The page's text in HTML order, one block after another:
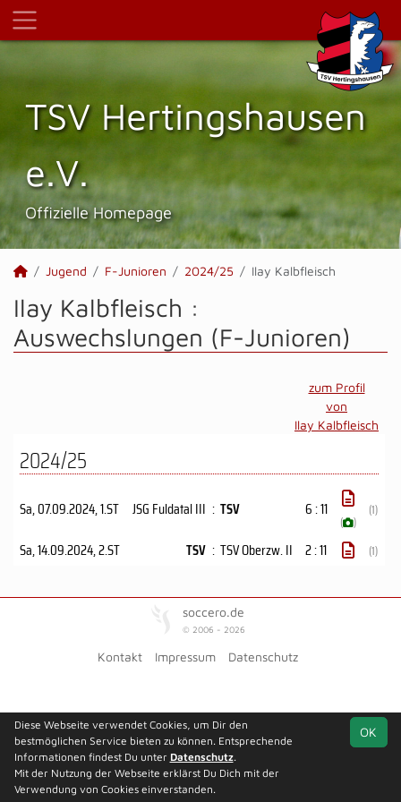
TSV Hertings­hausen
e.V.
Offizielle Homepage
Jugend F-Junioren 2024/25 Ilay Kalbfleisch
Ilay Kalbfleisch :
Auswechslungen (F-Junioren)
zum Profil
von
Ilay Kalbfleisch
2024/25
Sa, 07.09.2024, 1.ST JSG Fuldatal III : TSV 6 : 11
( )
(1)
Sa, 14.09.2024, 2.ST TSV : TSV Oberzw. II 2 : 11 (1)
soccero.de
© 2006 - 2026
Kontakt Impressum Datenschutz
OK
Diese Webseite verwendet Cookies, um Dir den
bestmöglichen Service bieten zu können. Entsprechende
Informationen findest Du unter Datenschutz.
Mit der Nutzung der Webseite erklärst Du Dich mit der
Verwendung von Cookies einverstanden.